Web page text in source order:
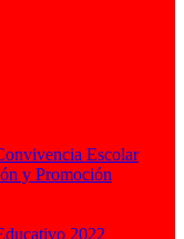
Escolar
y Promoción
2022